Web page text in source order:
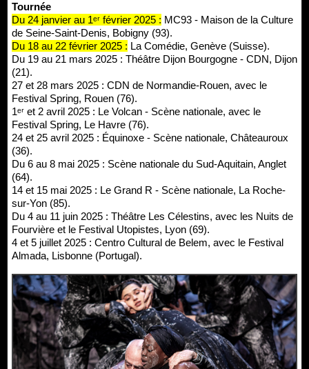
Tournée
Du 24 janvier au 1ᵉʳ février 2025 : MC93 - Maison de la Culture
de Seine-Saint-Denis, Bobigny (93).
Du 18 au 22 février 2025 : La Comédie, Genève (Suisse).
Du 19 au 21 mars 2025 : Théâtre Dijon Bourgogne - CDN, Dijon
(21).
27 et 28 mars 2025 : CDN de Normandie-Rouen, avec le
Festival Spring, Rouen (76).
1ᵉʳ et 2 avril 2025 : Le Volcan - Scène nationale, avec le
Festival Spring, Le Havre (76).
24 et 25 avril 2025 : Équinoxe - Scène nationale, Châteauroux
(36).
Du 6 au 8 mai 2025 : Scène nationale du Sud-Aquitain, Anglet
(64).
14 et 15 mai 2025 : Le Grand R - Scène nationale, La Roche-
sur-Yon (85).
Du 4 au 11 juin 2025 : Théâtre Les Célestins, avec les Nuits de
Fourvière et le Festival Utopistes, Lyon (69).
4 et 5 juillet 2025 : Centro Cultural de Belem, avec le Festival
Almada, Lisbonne (Portugal).